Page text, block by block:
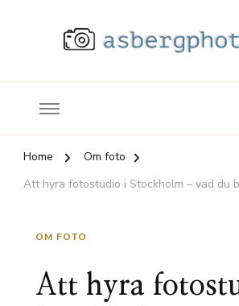
Home
Om foto
Att hyra fotostudio i Stockholm – vad du
OM FOTO
Att hyra